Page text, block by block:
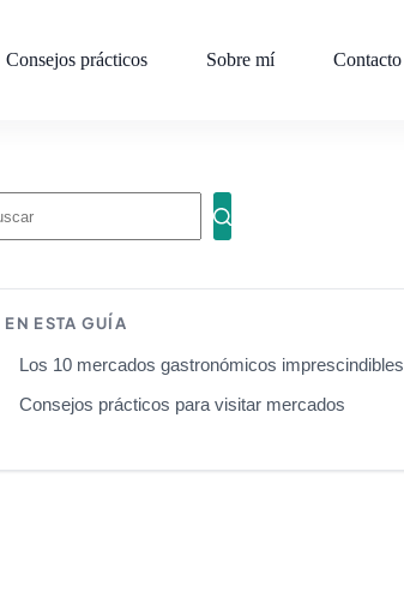
Consejos prácticos Sobre mí Contacto
EN ESTA GUÍA
Los 10 mercados gastronómicos imprescindibles
Consejos prácticos para visitar mercados